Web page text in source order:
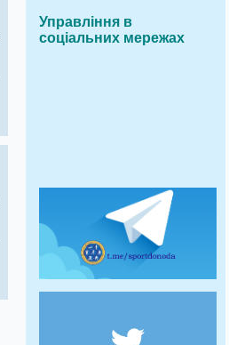
Управління в
соціальних мережах